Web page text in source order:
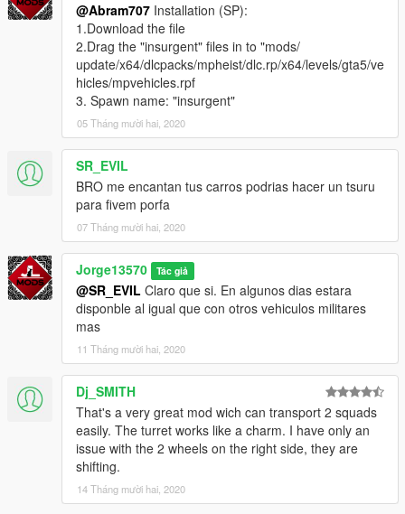
@Abram707 Installation (SP):
1.Download the file
2.Drag the "insurgent" files in to "mods/
update/x64/dlcpacks/mpheist/dlc.rp/x64/levels/gta5/ve
hicles/mpvehicles.rpf
3. Spawn name: "insurgent"
05 Tháng mười hai, 2020
SR_EVIL
BRO me encantan tus carros podrias hacer un tsuru
para fivem porfa
07 Tháng mười hai, 2020
Jorge13570 Tác giả
@SR_EVIL Claro que si. En algunos dias estara
disponble al igual que con otros vehiculos militares
mas
11 Tháng mười hai, 2020
Dj_SMITH
That's a very great mod wich can transport 2 squads
easily. The turret works like a charm. I have only an
issue with the 2 wheels on the right side, they are
shifting.
14 Tháng mười hai, 2020